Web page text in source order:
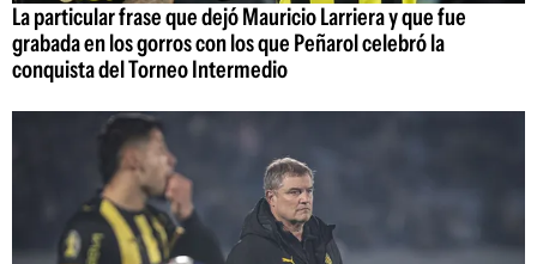
La particular frase que dejó Mauricio Larriera y que fue
grabada en los gorros con los que Peñarol celebró la
conquista del Torneo Intermedio